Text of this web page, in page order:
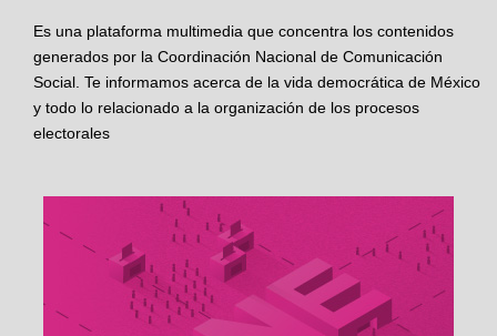
Es una plataforma multimedia que concentra los contenidos
generados por la Coordinación Nacional de Comunicación
Social. Te informamos acerca de la vida democrática de México
y todo lo relacionado a la organización de los procesos
electorales